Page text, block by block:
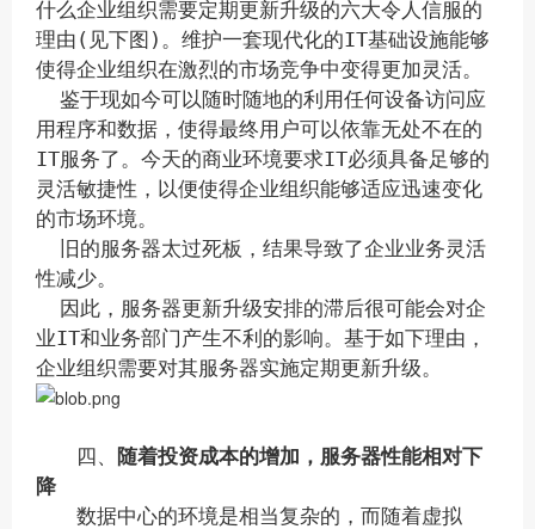
什么企业组织需要定期更新升级的六大令人信服的
理由(见下图)。维护一套现代化的IT基础设施能够
使得企业组织在激烈的市场竞争中变得更加灵活。
鉴于现如今可以随时随地的利用任何设备访问应
用程序和数据，使得最终用户可以依靠无处不在的
IT服务了。今天的商业环境要求IT必须具备足够的
灵活敏捷性，以便使得企业组织能够适应迅速变化
的市场环境。
旧的服务器太过死板，结果导致了企业业务灵活
性减少。
因此，服务器更新升级安排的滞后很可能会对企
业IT和业务部门产生不利的影响。 基于如下理由，
企业组织需要对其服务器实施定期更新升级。
四、 随着投资成本的增加，服务器性能相对下
降
数据中心的环境是相当复杂的，而随着虚拟